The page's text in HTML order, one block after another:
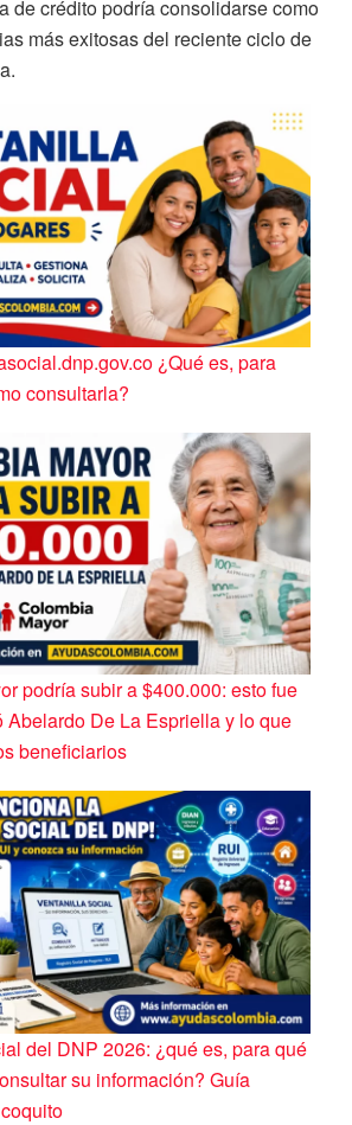
de crédito podría consolidarse como
más exitosas del reciente ciclo de
¿Qué es, para
consultarla?
podría subir a $400.000: esto fue
Abelardo De La Espriella y lo que
beneficiarios
del DNP 2026: ¿qué es, para qué
su información? Guía